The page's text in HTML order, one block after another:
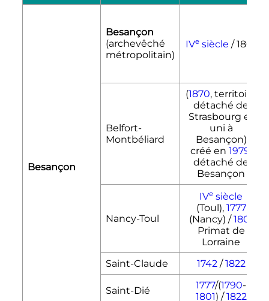
Besançon
Besançon
(archevêché
métropolitain)
IVe siècle / 1801
Belfort-
Montbéliard
(1870, territoire
détaché de
Strasbourg et
uni à
Besançon)
créé en1979
détaché de
Besançon
Nancy-Toul
IVe siècle
(Toul), 1777
(Nancy) /1801
Primat de
Lorraine
Saint-Claude 1742/1822
Saint-Dié 1777/(1790-
1801) /1822